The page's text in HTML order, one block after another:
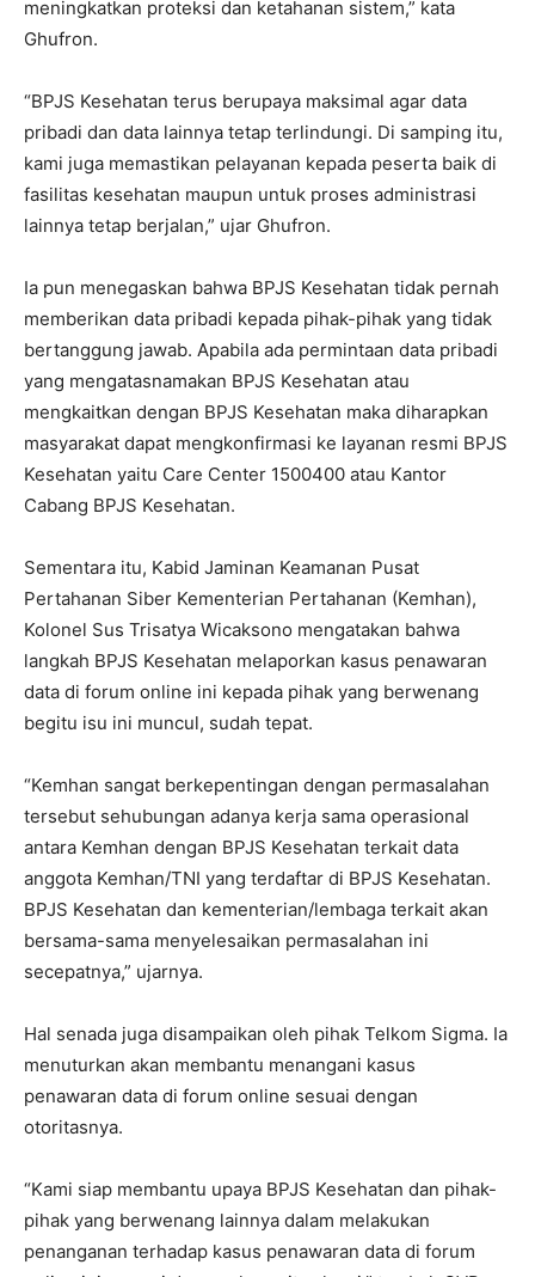
meningkatkan proteksi dan ketahanan sistem,” kata
Ghufron.
“BPJS Kesehatan terus berupaya maksimal agar data
pribadi dan data lainnya tetap terlindungi. Di samping itu,
kami juga memastikan pelayanan kepada peserta baik di
fasilitas kesehatan maupun untuk proses administrasi
lainnya tetap berjalan,” ujar Ghufron.
Ia pun menegaskan bahwa BPJS Kesehatan tidak pernah
memberikan data pribadi kepada pihak-pihak yang tidak
bertanggung jawab. Apabila ada permintaan data pribadi
yang mengatasnamakan BPJS Kesehatan atau
mengkaitkan dengan BPJS Kesehatan maka diharapkan
masyarakat dapat mengkonfirmasi ke layanan resmi BPJS
Kesehatan yaitu Care Center 1500400 atau Kantor
Cabang BPJS Kesehatan.
Sementara itu, Kabid Jaminan Keamanan Pusat
Pertahanan Siber Kementerian Pertahanan (Kemhan),
Kolonel Sus Trisatya Wicaksono mengatakan bahwa
langkah BPJS Kesehatan melaporkan kasus penawaran
data di forum online ini kepada pihak yang berwenang
begitu isu ini muncul, sudah tepat.
“Kemhan sangat berkepentingan dengan permasalahan
tersebut sehubungan adanya kerja sama operasional
antara Kemhan dengan BPJS Kesehatan terkait data
anggota Kemhan/TNI yang terdaftar di BPJS Kesehatan.
BPJS Kesehatan dan kementerian/lembaga terkait akan
bersama-sama menyelesaikan permasalahan ini
secepatnya,” ujarnya.
Hal senada juga disampaikan oleh pihak Telkom Sigma. Ia
menuturkan akan membantu menangani kasus
penawaran data di forum online sesuai dengan
otoritasnya.
“Kami siap membantu upaya BPJS Kesehatan dan pihak-
pihak yang berwenang lainnya dalam melakukan
penanganan terhadap kasus penawaran data di forum